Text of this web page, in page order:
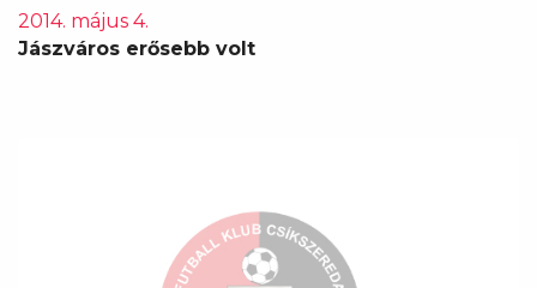
2014. május 4.
Jászváros erősebb volt